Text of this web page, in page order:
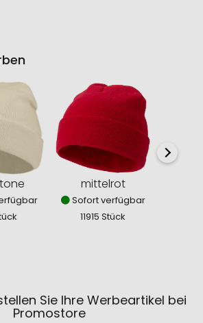
mittelrot
Sofort verfügbar
11915 Stück
Sie Ihre Werbeartikel bei
Promostore